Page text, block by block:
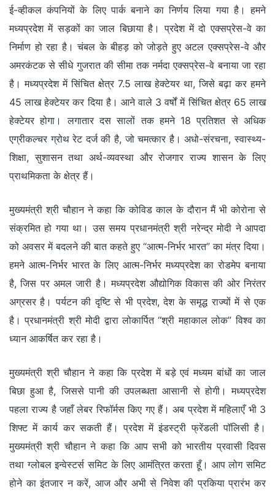
ई-व्हीकल कंपनियों के लिए पार्क बनाने का निर्णय लिया गया है। हमने
मध्यप्रदेश में सड़कों का जाल बिछाया है। प्रदेश में दो एक्सप्रेस-वे का
निर्माण हो रहा है। चंबल के बीहड़ को जोड़ते हुए अटल एक्सप्रेस-वे और
अमरकंटक से सीधे गुजरात की सीमा तक नर्मदा एक्सप्रेस-वे बनाया जा रहा
है। मध्यप्रदेश में सिंचित क्षेत्र 7.5 लाख हेक्टेयर था, जिसे बढ़ा कर हमने
45 लाख हेक्टेयर कर दिया है। आने वाले 3 वर्षों में सिंचित क्षेत्र 65 लाख
हेक्टेयर होगा। लगातार दस सालों तक हमने 18 प्रतिशत से अधिक
एग्रीकल्चर ग्रोथ रेट दर्ज की है, जो चमत्कार है। अधो-संरचना, स्वास्थ्य-
शिक्षा, सुशासन तथा अर्थ-व्यवस्था और रोजगार राज्य शासन के लिए
प्राथमिकता के क्षेत्र हैं।
मुख्यमंत्री श्री चौहान ने कहा कि कोविड काल के दौरान मैं भी कोरोना से
संक्रमित हो गया था। उस समय प्रधानमंत्री श्री नरेन्द्र मोदी ने आपदा
को अवसर में बदलने की बात कहते हुए “आत्म-निर्भर भारत” का मंत्र दिया।
हमने आत्म-निर्भर भारत के लिए आत्म-निर्भर मध्यप्रदेश का रोडमेप बनाया
है, जिस पर अमल जारी है। मध्यप्रदेश औद्योगिक विकास की ओर निरंतर
अग्रसर है। पर्यटन की दृष्टि से भी प्रदेश, देश के समृद्ध राज्यों में से एक
है। प्रधानमंत्री श्री मोदी द्वारा लोकार्पित “श्री महाकाल लोक” विश्व का
ध्यान आकर्षित कर रहा है।
मुख्यमंत्री श्री चौहान ने कहा कि प्रदेश में बड़े एवं मध्यम बांधों का जाल
बिछा हुआ है, जिससे पानी की उपलब्धता आसानी से होगी। मध्यप्रदेश
पहला राज्य है जहाँ लेबर रिफॉर्मस किए गए हैं। अब प्रदेश में महिलाएँ भी 3
शिफ्ट में कार्य कर सकती हैं। प्रदेश में इंडस्ट्री फ्रेंडली पॉलिसी है।
मुख्यमंत्री श्री चौहान ने कहा कि आप सभी को भारतीय प्रवासी दिवस
तथा ग्लोबल इन्वेस्टर्स समिट के लिए आमंत्रित करता हूँ। आप लोग समिट
होने का इंतजार न करें, आज और अभी से निवेश की प्रकिया प्रारंभ कर